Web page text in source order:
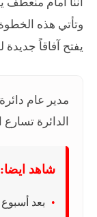
أننا أمام منعطف
وتأتي هذه
يفتح آفاقاً جديدة
مدير عام
الدائرة
شاهد ايضا:
بعد